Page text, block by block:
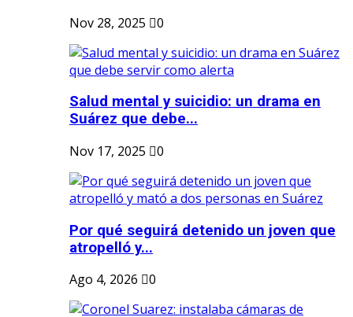
Nov 28, 2025
0
Salud mental y suicidio: un drama en
Suárez que debe...
Nov 17, 2025
0
Por qué seguirá detenido un joven que
atropelló y...
Ago 4, 2026
0